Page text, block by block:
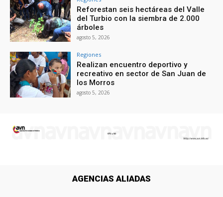
Reforestan seis hectáreas del Valle
del Turbio con la siembra de 2.000
árboles
agosto 5, 2026
Regiones
Realizan encuentro deportivo y
recreativo en sector de San Juan de
los Morros
agosto 5, 2026
AGENCIAS ALIADAS